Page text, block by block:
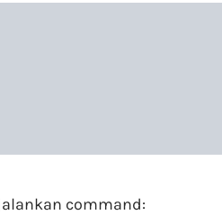
command: